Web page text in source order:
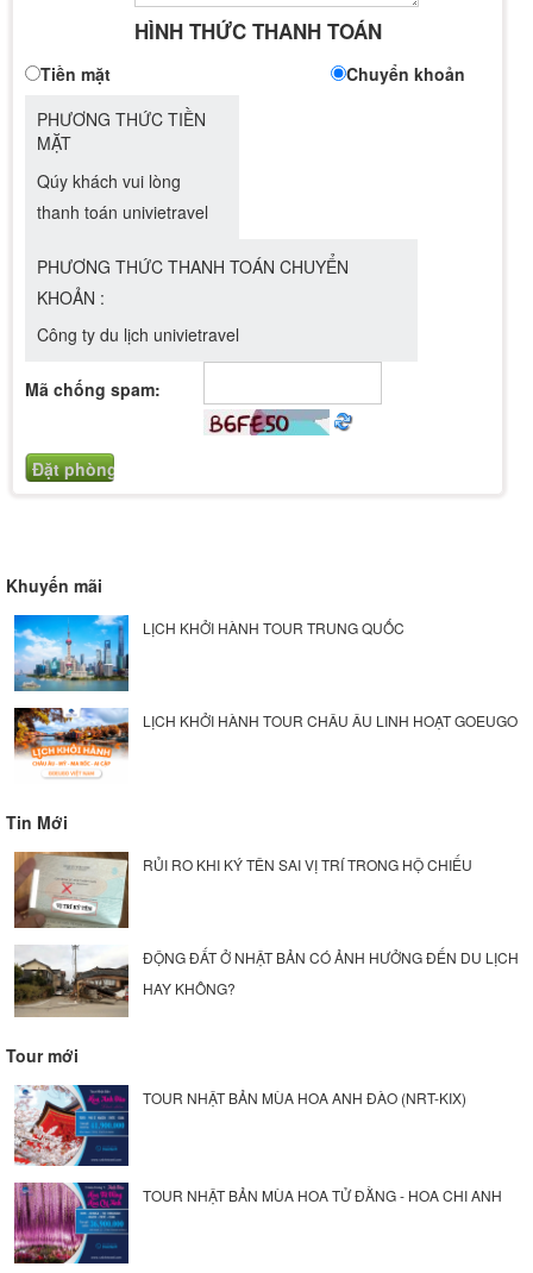
HÌNH THỨC THANH TOÁN
Tiền mặt
Chuyển khoản
PHƯƠNG THỨC TIỀN
MẶT
Qúy khách vui lòng
thanh toán univietravel
PHƯƠNG THỨC THANH TOÁN CHUYỂN
KHOẢN :
Công ty du lịch univietravel
Mã chống spam:
Khuyến mãi
LỊCH KHỞI HÀNH TOUR TRUNG QUỐC
LỊCH KHỞI HÀNH TOUR CHÂU ÂU LINH HOẠT GOEUGO
Tin Mới
RỦI RO KHI KÝ TÊN SAI VỊ TRÍ TRONG HỘ CHIẾU
ĐỘNG ĐẤT Ở NHẬT BẢN CÓ ẢNH HƯỞNG ĐẾN DU LỊCH
HAY KHÔNG?
Tour mới
TOUR NHẬT BẢN MÙA HOA ANH ĐÀO (NRT-KIX)
TOUR NHẬT BẢN MÙA HOA TỬ ĐẰNG - HOA CHI ANH